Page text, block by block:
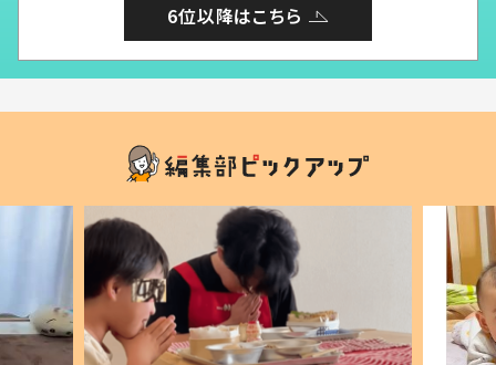
6位以降はこちら